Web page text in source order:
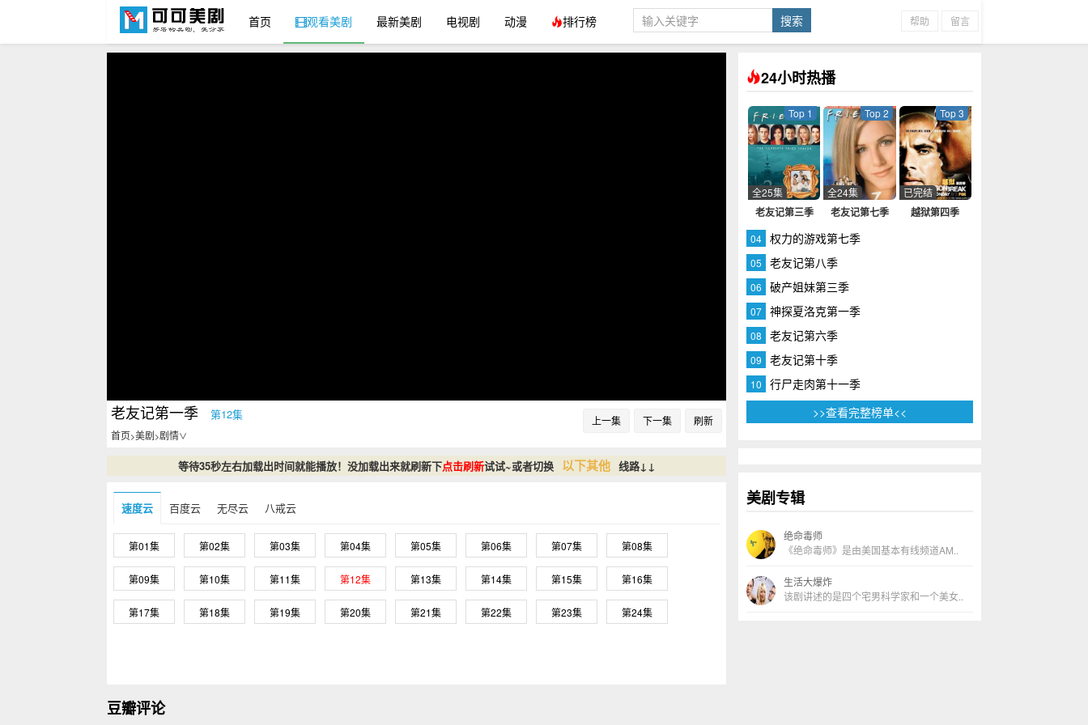
首页 观看美剧 最新美剧 电视剧 动漫 排行榜 帮助 留言
上一集 下一集 刷新
老友记第一季 第12集
首页>美剧>剧情∨
等待35秒左右加载出时间就能播放！没加载出来就刷新下点击刷新试试~或者切换 以下其他 线路↓↓
速度云 百度云 无尽云 八戒云
第01集 第02集 第03集 第04集 第05集 第06集 第07集 第08集
第09集 第10集 第11集 第12集 第13集 第14集 第15集 第16集
第17集 第18集 第19集 第20集 第21集 第22集 第23集 第24集
豆瓣评论
24小时热播
老友记第三季
Top 1
全25集
老友记第七季
Top 2
全24集
越狱第四季
Top 3
已完结
04 权力的游戏第七季
05 老友记第八季
06 破产姐妹第三季
07 神探夏洛克第一季
08 老友记第六季
09 老友记第十季
10
行尸走肉第十一季
>>查看完整榜单<<
美剧专辑
绝命毒师
《绝命毒师》是由美国基本有线频道AM..
生活大爆炸
该剧讲述的是四个宅男科学家和一个美女..